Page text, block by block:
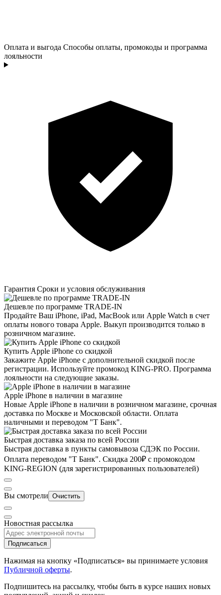
Оплата и выгода Способы оплаты, промокоды и программа
лояльности
Гарантия Сроки и условия обслуживания
Дешевле по программе TRADE-IN
Продайте Ваш iPhone, iPad, MacBook или Apple Watch в счет
оплаты нового товара Apple. Выкуп производится только в
розничном магазине.
Купить Apple iPhone со скидкой
Закажите Apple iPhone с дополнительной скидкой после
регистрации. Используйте промокод KING-PRO. Программа
лояльности на следующие заказы.
Apple iPhone в наличии в магазине
Новые Apple iPhone в наличии в розничном магазине, срочная
доставка по Москве и Московской области. Оплата
наличными и переводом "Т Банк".
Быстрая доставка заказа по всей России
Быстрая доставка в пункты самовывоза СДЭК по России.
Оплата переводом "Т Банк". Скидка 200₽ с промокодом
KING-REGION (для зарегистрированных пользователей)
Вы смотрели Очистить
Новостная рассылка
Подписаться
Нажимая на кнопку «Подписаться» вы принимаете условия
Публичной оферты.
Подпишитесь на рассылку, чтобы быть в курсе наших новых